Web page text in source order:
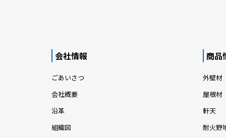
会社情報
ごあいさつ
会社概要
沿革
組織図
商品
外壁材
屋根材
軒天
耐火野